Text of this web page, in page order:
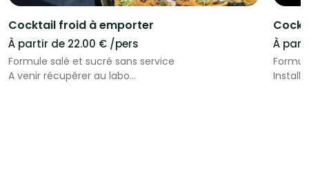
Cocktail froid à emporter
À partir de 22.00 € /pers
Formule salé et sucré sans service
A venir récupérer au labo
À